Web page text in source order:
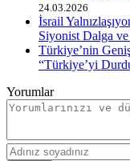
24.03.2026
İsrail
Siyonist Dalga
Türkiye’nin
“Türkiye’yi
Yorumlar